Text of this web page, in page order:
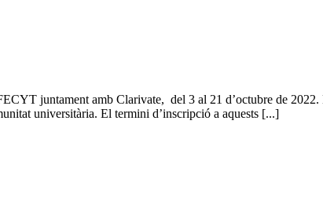
juntament amb Clarivate, del 3 al 21 d’octubre de 2022.
universitària. El termini d’inscripció a aquests [...]